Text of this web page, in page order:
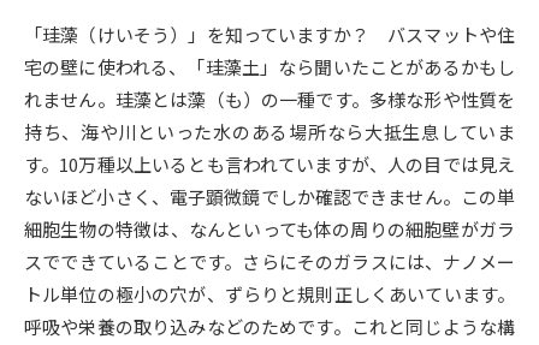
高等学校（情報）教員資格認定
試験
大学研究 大学検索
大学で学べる内容や特徴を調べる
新増設大学・学部・学科特集
国際・グローバルに強い大学特
「珪藻（けいそう）」を知っていますか？ バスマットや住
宅の壁に使われる、「珪藻土」なら聞いたことがあるかもし
れません。珪藻とは藻（も）の一種です。多様な形や性質を
持ち、海や川といった水のある場所なら大抵生息していま
す。10万種以上いるとも言われていますが、人の目では見え
ないほど小さく、電子顕微鏡でしか確認できません。この単
細胞生物の特徴は、なんといっても体の周りの細胞壁がガラ
スでできていることです。さらにそのガラスには、ナノメー
トル単位の極小の穴が、ずらりと規則正しくあいています。
呼吸や栄養の取り込みなどのためです。これと同じような構